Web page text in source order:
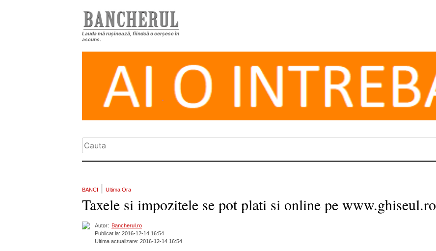
Lauda mă rușinează, fiindcă o cerșesc în
ascuns.
BANCI Ultima Ora
Taxele si impozitele se pot plati si online pe www.ghiseul.ro
Autor:
Bancherul.ro
Publicat la: 2016-12-14 16:54
Ultima actualizare: 2016-12-14 16:54